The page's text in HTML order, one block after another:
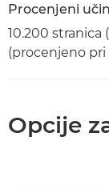
Procenjeni
10.200 stranica
(procenjeno pri
Opcije